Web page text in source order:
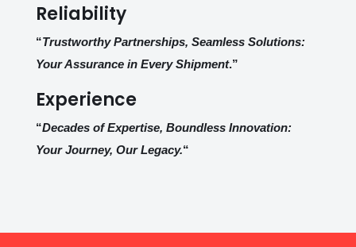
Reliability
“Trustworthy Partnerships, Seamless Solutions:
Your Assurance in Every Shipment.”
Experience
“Decades of Expertise, Boundless Innovation:
Your Journey, Our Legacy.“